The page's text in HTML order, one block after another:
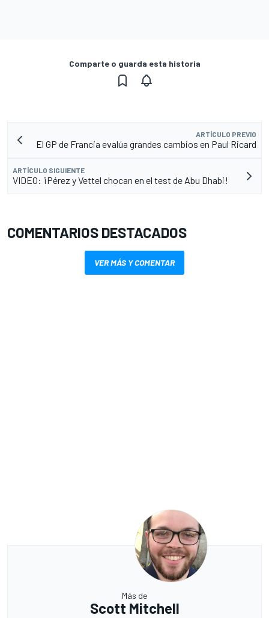
Comparte o guarda esta historia
ARTÍCULO PREVIO
El GP de Francia evalúa grandes cambios en Paul Ricard
ARTÍCULO SIGUIENTE
VIDEO: ¡Pérez y Vettel chocan en el test de Abu Dhabi!
COMENTARIOS DESTACADOS
VER MÁS Y COMENTAR
Más de
Scott Mitchell